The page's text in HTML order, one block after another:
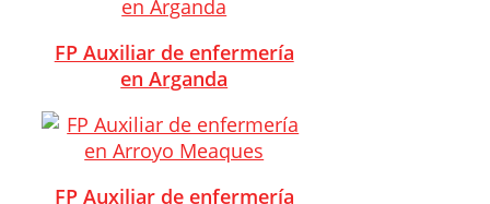
FP Auxiliar de enfermería
en Arganda
FP Auxiliar de enfermería